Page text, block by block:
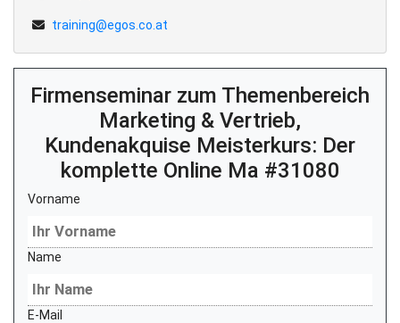
training@egos.co.at
Firmenseminar zum Themenbereich
Marketing & Vertrieb,
Kundenakquise Meisterkurs: Der
komplette Online Ma #31080
Vorname
Name
E-Mail